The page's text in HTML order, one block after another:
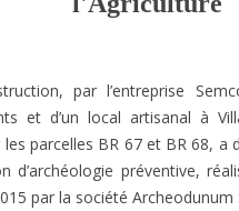
par l’entreprise
et d’un local artisanal à
les parcelles BR 67 et BR 68, a
d’archéologie préventive,
par la société Archeodunum